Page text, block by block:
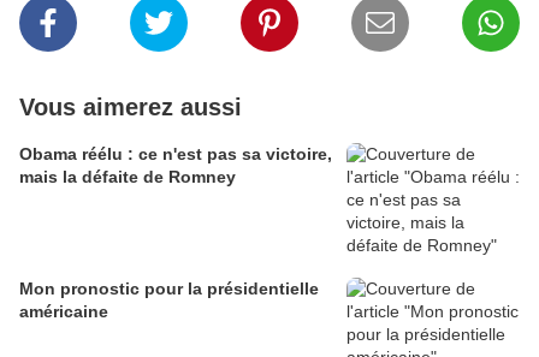
Vous aimerez aussi
Obama réélu : ce n'est pas sa victoire,
mais la défaite de Romney
Mon pronostic pour la présidentielle
américaine